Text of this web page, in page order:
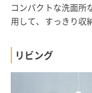
コンパクトな洗面所
用して、すっきり収
リビング